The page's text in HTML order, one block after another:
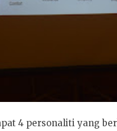
4 personaliti yang